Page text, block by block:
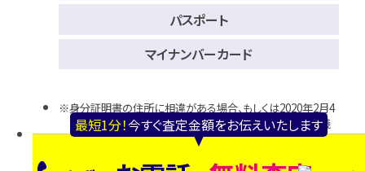
最短1分！今すぐ査定金額をお伝えいたします
パスポート
マイナンバーカード
身分証明書の住所に相違がある場合、もしくは2020年2月4
日以降発行のパスポートをお持ちの場合は、ご本人様名義
の現住所が確認できるものが必要となります。